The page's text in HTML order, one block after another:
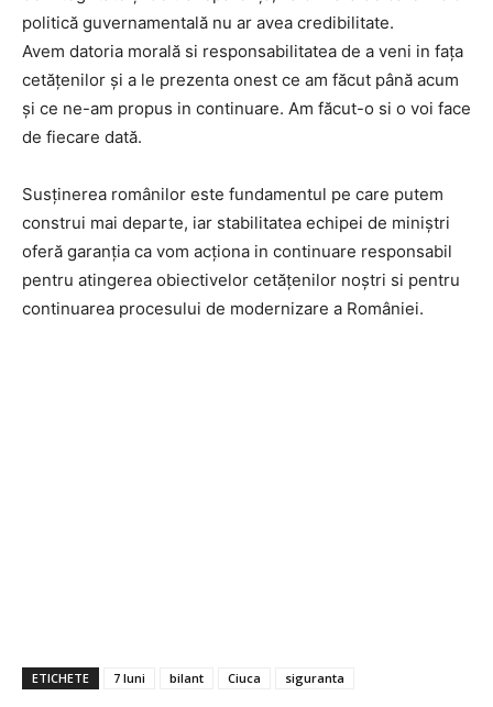
politică guvernamentală nu ar avea credibilitate.
Avem datoria morală si responsabilitatea de a veni in fața
cetățenilor și a le prezenta onest ce am făcut până acum
și ce ne-am propus in continuare. Am făcut-o si o voi face
de fiecare dată.
Susținerea românilor este fundamentul pe care putem
construi mai departe, iar stabilitatea echipei de miniștri
oferă garanția ca vom acționa in continuare responsabil
pentru atingerea obiectivelor cetățenilor noștri si pentru
continuarea procesului de modernizare a României.
ETICHETE 7 luni bilant Ciuca siguranta